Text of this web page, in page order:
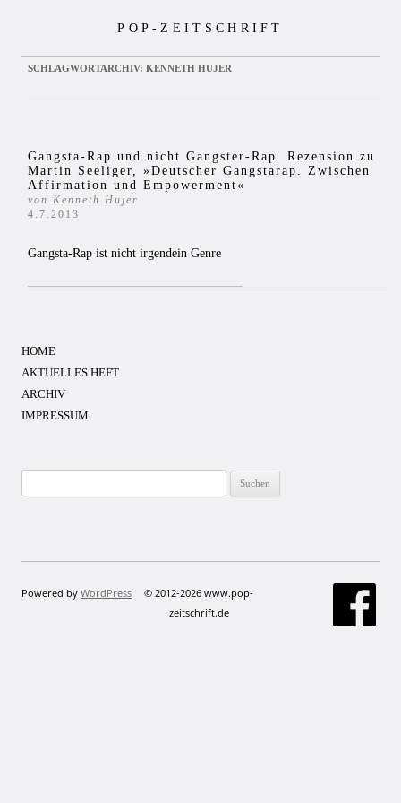
POP-ZEITSCHRIFT
SCHLAGWORTARCHIV: KENNETH HUJER
Gangsta-Rap und nicht Gangster-Rap. Rezension zu
Martin Seeliger, »Deutscher Gangstarap. Zwischen
Affirmation und Empowerment«
von Kenneth Hujer
4.7.2013
Gangsta-Rap ist nicht irgendein Genre
HOME
AKTUELLES HEFT
ARCHIV
IMPRESSUM
nach:
Powered by WordPress
© 2012-2026 www.pop-
zeitschrift.de